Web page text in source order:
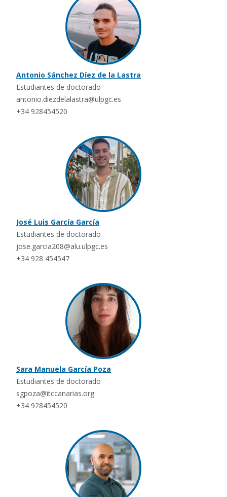
Antonio Sánchez Díez de la Lastra
Estudiantes de doctorado
antonio.diezdelalastra@ulpgc.es
+34 928454520
José Luis García García
Estudiantes de doctorado
jose.garcia208@alu.ulpgc.es
+34 928 454547
Sara Manuela García Poza
Estudiantes de doctorado
sgpoza@itccanarias.org
+34 928454520